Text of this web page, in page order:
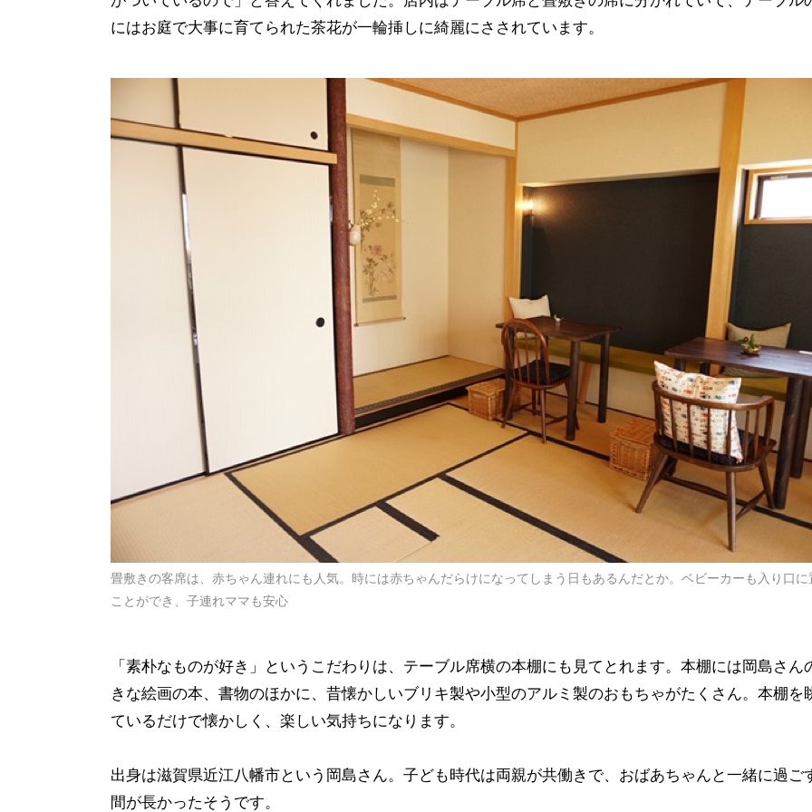
にはお庭で大事に育てられた茶花が一輪挿しに綺麗にさされています。
畳敷きの客席は、赤ちゃん連れにも人気。時には赤ちゃんだらけになってしまう日もあるんだとか。ベビーカーも入り口に
ことができ、子連れママも安心
「素朴なものが好き」というこだわりは、テーブル席横の本棚にも見てとれます。本棚には岡島さん
きな絵画の本、書物のほかに、昔懐かしいブリキ製や小型のアルミ製のおもちゃがたくさん。本棚を
ているだけで懐かしく、楽しい気持ちになります。
出身は滋賀県近江八幡市という岡島さん。子ども時代は両親が共働きで、おばあちゃんと一緒に過ご
間が長かったそうです。